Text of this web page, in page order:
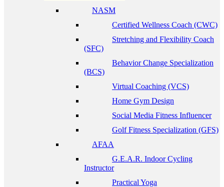
NASM
Certified Wellness Coach (CWC)
Stretching and Flexibility Coach
(SFC)
Behavior Change Specialization
(BCS)
Virtual Coaching (VCS)
Home Gym Design
Social Media Fitness Influencer
Golf Fitness Specialization (GFS)
AFAA
G.E.A.R. Indoor Cycling
Instructor
Practical Yoga